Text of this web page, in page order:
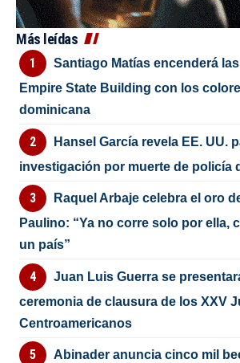
Más leídas
Santiago Matías encenderá
Empire State Building con los
dominicana
Hansel García revela EE. UU.
investigación por muerte de policía
Raquel Arbaje celebra el oro
Paulino: “Ya no corre solo por ella,
un país”
Juan Luis Guerra se
ceremonia de clausura de los XXV
Centroamericanos
Abinader anuncia cinco mil